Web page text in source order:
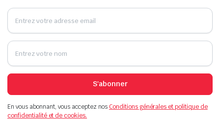
S'abonner
En vous abonnant, vous acceptez nosConditions générales et politique de
confidentialité et de cookies.